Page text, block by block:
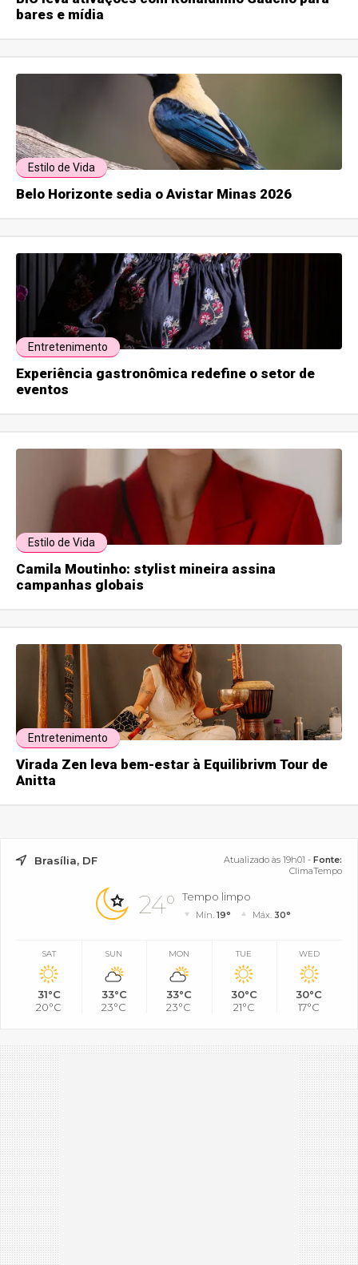
bares e mídia
Estilo de Vida
Belo Horizonte sedia o Avistar Minas 2026
Entretenimento
Experiência gastronômica redefine o setor de
eventos
Estilo de Vida
Camila Moutinho: stylist mineira assina
campanhas globais
Entretenimento
Virada Zen leva bem-estar à Equilibrivm Tour de
Anitta
Brasília, DF Atualizado às 19h01 - Fonte:
ClimaTempo
24° Tempo limpo
Mín.19° Máx. 30°
SAT
31°C
20°C
SUN
33°C
23°C
MON
33°C
23°C
TUE
30°C
21°C
WED
30°C
17°C